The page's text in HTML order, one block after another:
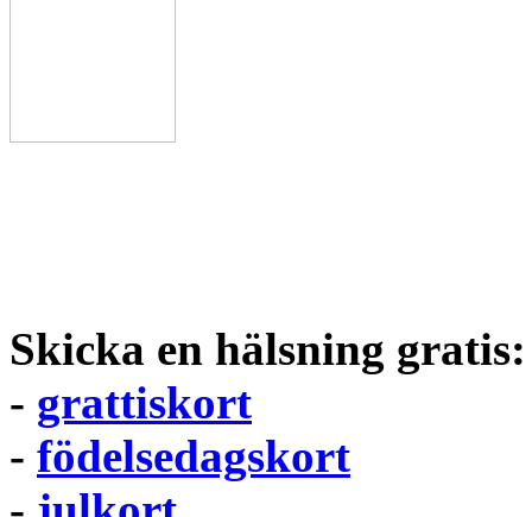
Skicka en hälsning gratis:
- grattiskort
- födelsedagskort